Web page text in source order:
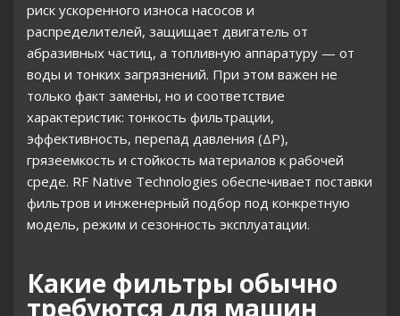
SK80MSR-1E SK80MSR-1ES SK80MSR-2
SK95UR SL13000 WLK15
WLK35 WLK45
риск ускоренного износа насосов и
распределителей, защищает двигатель от
абразивных частиц, а топливную аппаратуру — от
воды и тонких загрязнений. При этом важен не
только факт замены, но и соответствие
характеристик: тонкость фильтрации,
эффективность, перепад давления (ΔP),
грязеемкость и стойкость материалов к рабочей
среде. RF Native Technologies обеспечивает поставки
фильтров и инженерный подбор под конкретную
модель, режим и сезонность эксплуатации.
Какие фильтры обычно
требуются для машин